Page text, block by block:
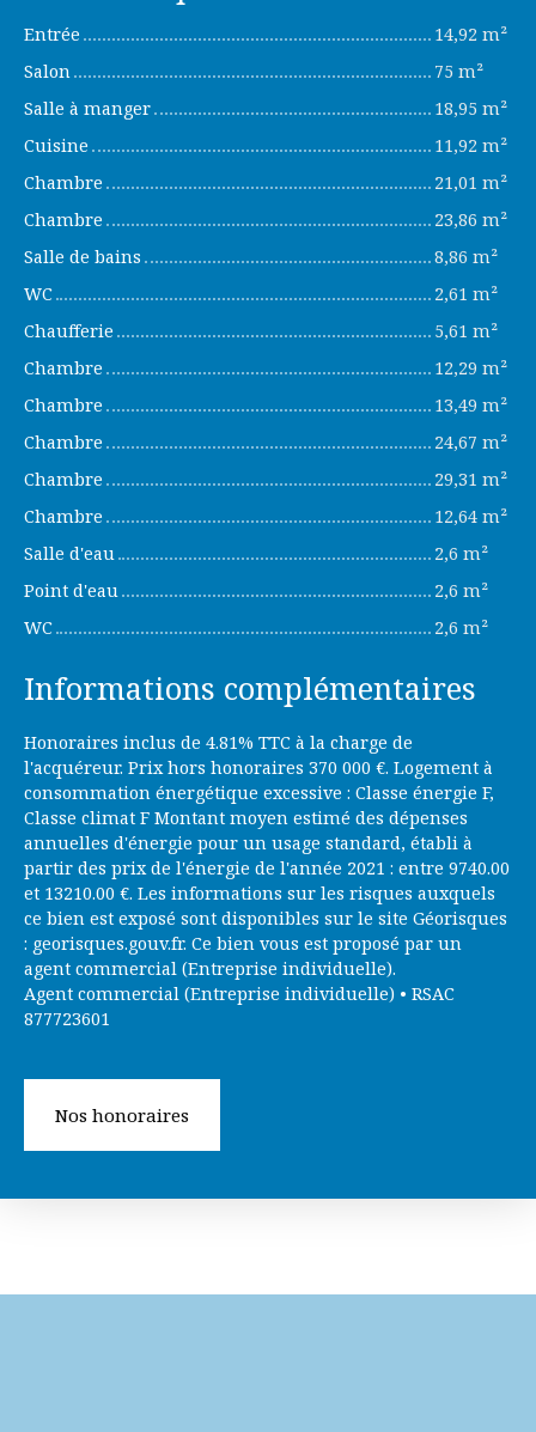
Entrée
14,92 m²
Salon
75 m²
Salle à manger
18,95 m²
Cuisine
11,92 m²
Chambre
21,01 m²
Chambre
23,86 m²
Salle de bains
8,86 m²
WC
2,61 m²
Chaufferie
5,61 m²
Chambre
12,29 m²
Chambre
13,49 m²
Chambre
24,67 m²
Chambre
29,31 m²
Chambre
12,64 m²
Salle d'eau
2,6 m²
Point d'eau
2,6 m²
WC
2,6 m²
Informations complémentaires
Honoraires inclus de 4.81% TTC à la charge de
l'acquéreur. Prix hors honoraires 370 000 €. Logement à
consommation énergétique excessive : Classe énergie F,
Classe climat F Montant moyen estimé des dépenses
annuelles d'énergie pour un usage standard, établi à
partir des prix de l'énergie de l'année 2021 : entre 9740.00
et 13210.00 €. Les informations sur les risques auxquels
ce bien est exposé sont disponibles sur le site Géorisques
: georisques.gouv.fr. Ce bien vous est proposé par un
agent commercial (Entreprise individuelle).
Agent commercial (Entreprise individuelle) • RSAC
877723601
Nos honoraires